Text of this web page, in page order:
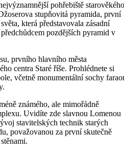
pohřebiště starověkého
stupňovitá pyramida, první
která představovala zásadní
pozdějších pyramid v
prvního hlavního města
centra Staré říše. Prohlédnete si
včetně monumentální sochy
známého, ale mimořádně
Uvidíte zde slavnou Lomenou
stavitelských technik starých
považovanou za první skutečně